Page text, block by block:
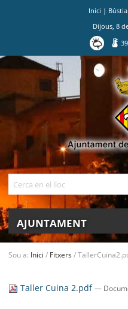
Inici |
Dijous, 8
39
AJUNTAMENT
Sou a: Inici / Fitxers/
Taller Cuina 2.pdf—